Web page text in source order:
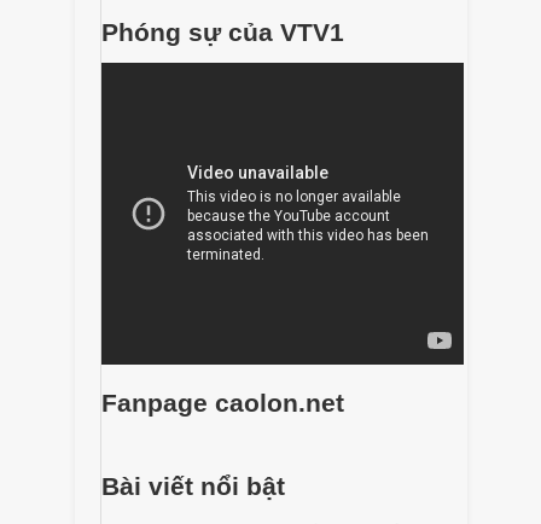
Phóng sự của VTV1
Fanpage caolon.net
Bài viết nổi bật